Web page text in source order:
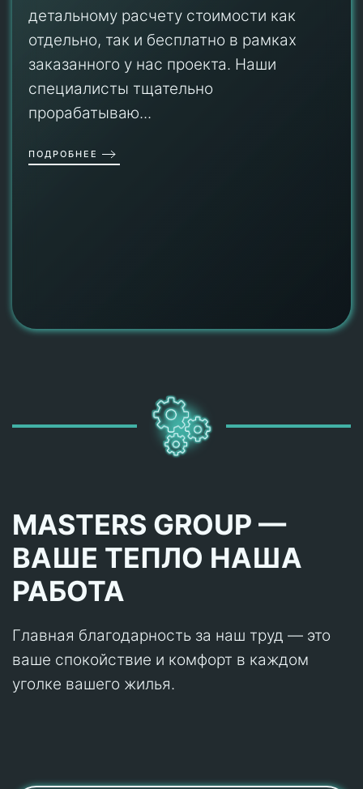
детальному расчету стоимости как
отдельно, так и бесплатно в рамках
заказанного у нас проекта. Наши
специалисты тщательно
прорабатываю...
ПОДРОБНЕЕ
MASTERS GROUP —
ВАШЕ ТЕПЛО НАША
РАБОТА
Главная благодарность за наш труд — это
ваше спокойствие и комфорт в каждом
уголке вашего жилья.